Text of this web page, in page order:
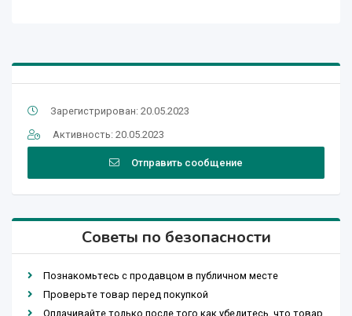
Зарегистрирован: 20.05.2023
Активность: 20.05.2023
Отправить сообщение
Советы по безопасности
Познакомьтесь с продавцом в публичном месте
Проверьте товар перед покупкой
Оплачивайте только после того как убедитесь, что товар